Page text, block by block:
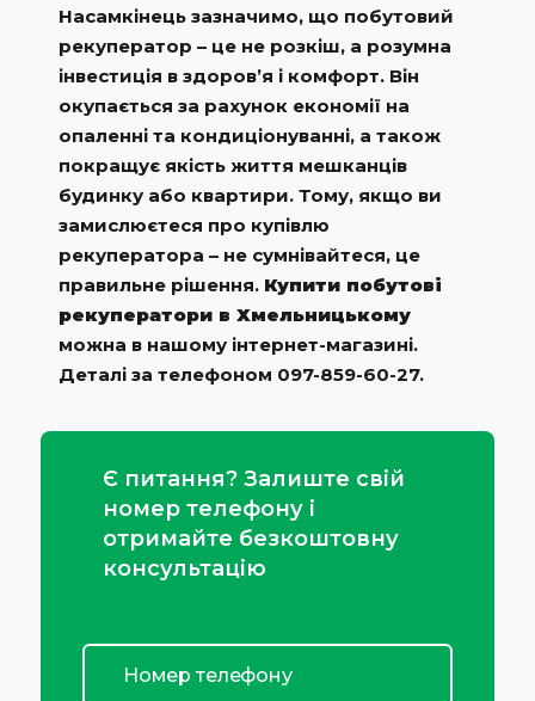
Насамкінець зазначимо, що побутовий
рекуператор – це не розкіш, а розумна
інвестиція в здоров’я і комфорт. Він
окупається за рахунок економії на
опаленні та кондиціонуванні, а також
покращує якість життя мешканців
будинку або квартири. Тому, якщо ви
замислюєтеся про купівлю
рекуператора – не сумнівайтеся, це
правильне рішення. Купити побутові
рекуператори в Хмельницькому
можна в нашому інтернет-магазині.
Деталі за телефоном 097-859-60-27.
Є питання? Залиште свій
номер телефону і
отримайте безкоштовну
консультацію